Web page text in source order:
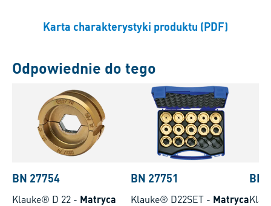
Karta charakterystyki produktu (PDF)
Odpowiednie do tego
BN 27754
Klauke® D 22 - Matryca
BN 27751
Klauke® D22SET - Matryca
BN